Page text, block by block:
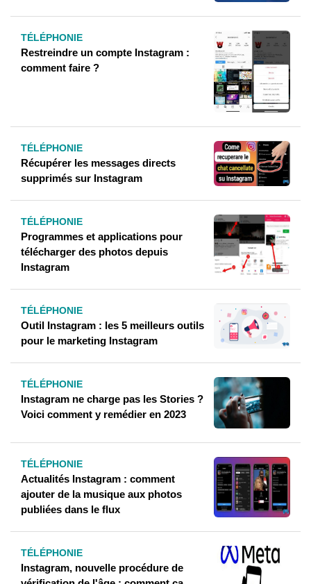
TÉLÉPHONIE
Restreindre un compte Instagram :
comment faire ?
TÉLÉPHONIE
Récupérer les messages directs
supprimés sur Instagram
TÉLÉPHONIE
Programmes et applications pour
télécharger des photos depuis
Instagram
TÉLÉPHONIE
Outil Instagram : les 5 meilleurs outils
pour le marketing Instagram
TÉLÉPHONIE
Instagram ne charge pas les Stories ?
Voici comment y remédier en 2023
TÉLÉPHONIE
Actualités Instagram : comment
ajouter de la musique aux photos
publiées dans le flux
TÉLÉPHONIE
Instagram, nouvelle procédure de